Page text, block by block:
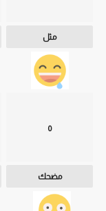
مثل
0
مضحك